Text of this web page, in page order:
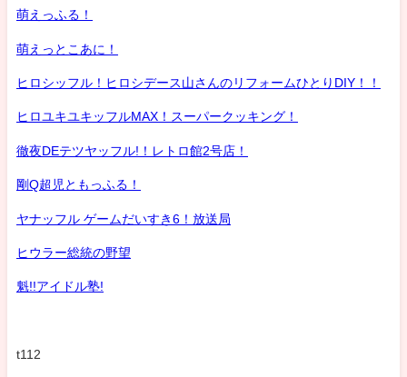
萌えっふる！
萌えっとこあに！
ヒロシッフル！ヒロシデース山さんのリフォームひとりDIY！！
ヒロユキユキッフルMAX！スーパークッキング！
徹夜DEテツヤッフル!！レトロ館2号店！
剛Q超児ともっふる！
ヤナッフル ゲームだいすき6！放送局
ヒウラー総統の野望
魁!!アイドル塾!
t112